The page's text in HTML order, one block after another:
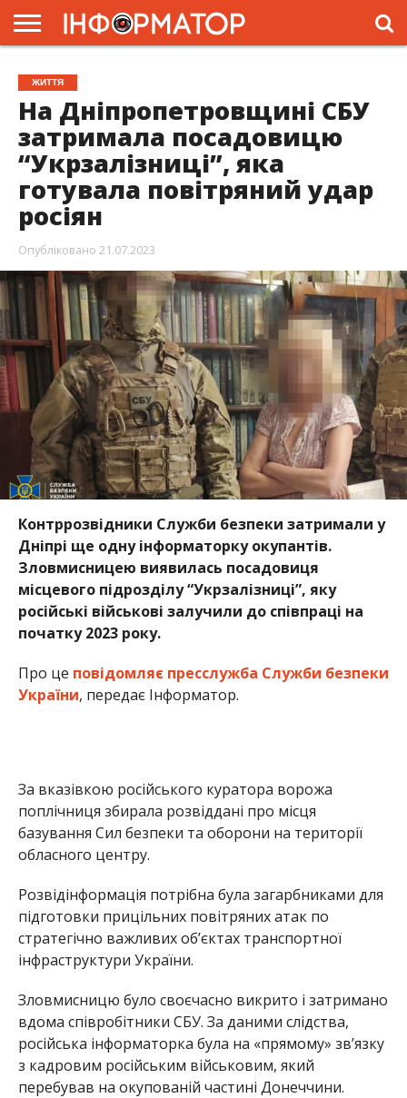
ГОЛОВНА
ЖИТТЯ
ВЛАДА
ГРОШІ
ТРЕШ
ПРЕС-
РЕЛІЗИ
РЕКЛАМА
ПРОЕКТИ
ЖИТТЯ
На Дніпропетровщині СБУ
затримала посадовицю
“Укрзалізниці”, яка
готувала повітряний удар
росіян
Опубліковано 21.07.2023
Контррозвідники Служби безпеки затримали у
Дніпрі ще одну інформаторку окупантів.
Зловмисницею виявилась посадовиця
місцевого підрозділу “Укрзалізниці”, яку
російські військові залучили до співпраці на
початку 2023 року.
Про це повідомляє пресслужба Служби безпеки
України, передає Інформатор.
За вказівкою російського куратора ворожа
поплічниця збирала розвіддані про місця
базування Сил безпеки та оборони на території
обласного центру.
Розвідінформація потрібна була загарбниками для
підготовки прицільних повітряних атак по
стратегічно важливих об’єктах транспортної
інфраструктури України.
Зловмисницю було своєчасно викрито і затримано
вдома співробітники СБУ. За даними слідства,
російська інформаторка була на «прямому» зв’язку
з кадровим російським військовим, який
перебував на окупованій частині Донеччини.